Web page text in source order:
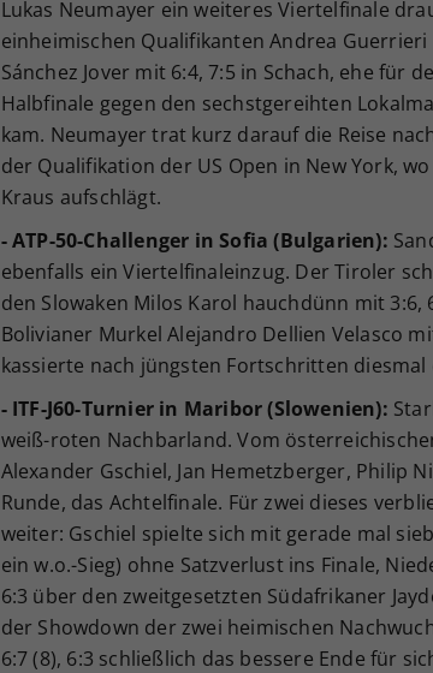
Lukas Neumayer ein weiteres Viertelfinale
einheimischen Qualifikanten Andrea
Sánchez Jover mit 6:4, 7:5 in Schach, ehe für
Halbfinale gegen den sechstgereihten
kam. Neumayer trat kurz darauf die Reise
der Qualifikation der US Open in New York,
Kraus aufschlägt.
- ATP-50-Challenger in Sofia (Bulgarien):
ebenfalls ein Viertelfinaleinzug. Der Tiroler
den Slowaken Milos Karol hauchdünn mit 3:6,
Bolivianer Murkel Alejandro Dellien Velasco
kassierte nach jüngsten Fortschritten
- ITF-J60-Turnier in Maribor (Slowenien):
weiß-roten Nachbarland. Vom
Alexander Gschiel, Jan Hemetzberger, Philip
Runde, das Achtelfinale. Für zwei dieses
weiter: Gschiel spielte sich mit gerade mal
ein w.o.-Sieg) ohne Satzverlust ins Finale,
6:3 über den zweitgesetzten Südafrikaner
der Showdown der zwei heimischen
6:7 (8), 6:3 schließlich das bessere Ende für